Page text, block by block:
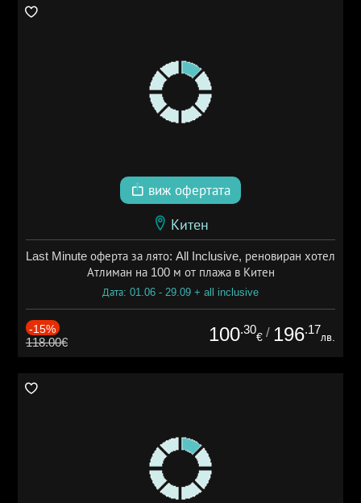
виж офертата
Китен
Last Minute оферта за лято: All Inclusive, реновиран хотел
Атлиман на 100 м от плажа в Китен
Дата: 01.06 - 29.09 + all inclusive
-15%
118.00€ 100.30
€ / 196.17
лв.